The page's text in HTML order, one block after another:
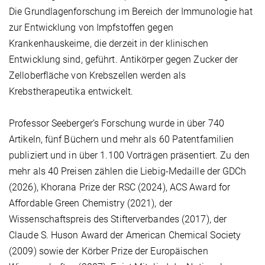
Die Grundlagenforschung im Bereich der Immunologie hat
zur Entwicklung von Impfstoffen gegen
Krankenhauskeime, die derzeit in der klinischen
Entwicklung sind, geführt. Antikörper gegen Zucker der
Zelloberfläche von Krebszellen werden als
Krebstherapeutika entwickelt.
Professor Seeberger’s Forschung wurde in über 740
Artikeln, fünf Büchern und mehr als 60 Patentfamilien
publiziert und in über 1.100 Vorträgen präsentiert. Zu den
mehr als 40 Preisen zählen die Liebig-Medaille der GDCh
(2026), Khorana Prize der RSC (2024), ACS Award for
Affordable Green Chemistry (2021), der
Wissenschaftspreis des Stifterverbandes (2017), der
Claude S. Huson Award der American Chemical Society
(2009) sowie der Körber Prize der Europäischen